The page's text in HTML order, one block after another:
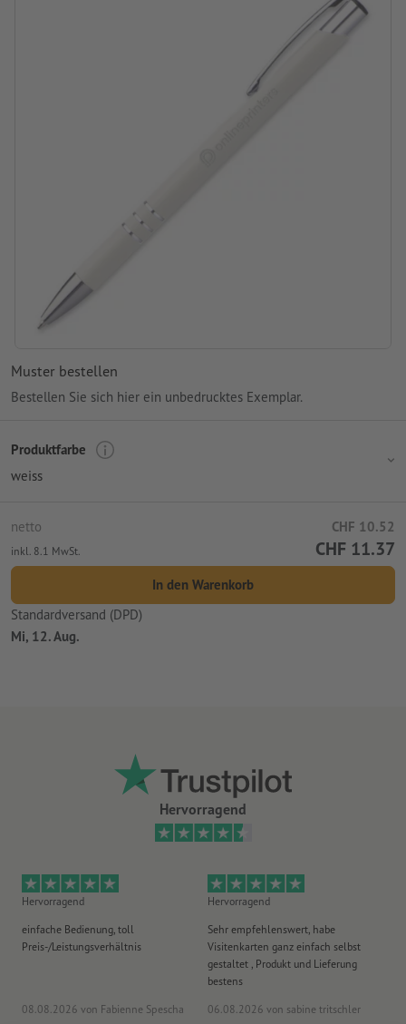
Muster bestellen
Bestellen Sie sich hier ein unbedrucktes Exemplar.
Produktfarbe
weiss
netto CHF 10.52
inkl. 8.1 MwSt. CHF 11.37
In den Warenkorb
Standardversand (DPD)
Mi, 12. Aug.
Hervorragend
Hervorragend
einfache Bedienung, toll
Preis-/Leistungsverhältnis
08.08.2026 von Fabienne Spescha
Hervorragend
Sehr empfehlenswert, habe
Visitenkarten ganz einfach selbst
gestaltet , Produkt und Lieferung
bestens
06.08.2026 von sabine tritschler